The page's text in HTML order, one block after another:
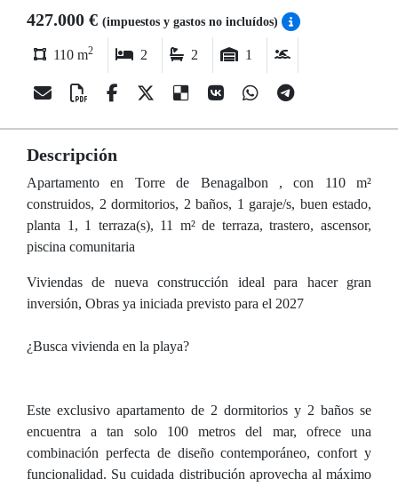
427.000 € (impuestos y gastos no incluídos)
110 m2 2 2 1
Descripción
Apartamento en Torre de Benagalbon , con 110 m²
construidos, 2 dormitorios, 2 baños, 1 garaje/s, buen estado,
planta 1, 1 terraza(s), 11 m² de terraza, trastero, ascensor,
piscina comunitaria
Viviendas de nueva construcción ideal para hacer gran
inversión, Obras ya iniciada previsto para el 2027
¿Busca vivienda en la playa?
Este exclusivo apartamento de 2 dormitorios y 2 baños se
encuentra a tan solo 100 metros del mar, ofrece una
combinación perfecta de diseño contemporáneo, confort y
funcionalidad. Su cuidada distribución aprovecha al máximo